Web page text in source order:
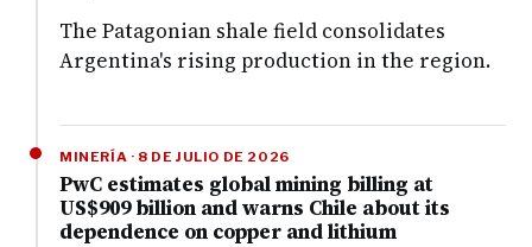
The Patagonian shale field consolidates
Argentina's rising production in the region.
MINERÍA · 8 DE JULIO DE 2026
PwC estimates global mining billing at
US$909 billion and warns Chile about its
dependence on copper and lithium